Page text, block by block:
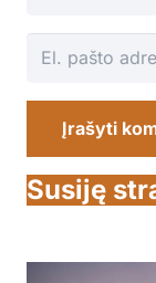
Įrašyti
Susiję